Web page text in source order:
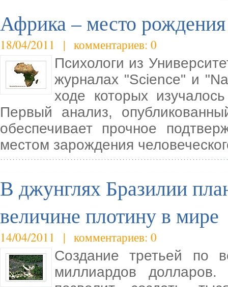
Африка – место рождения
18/04/2011 | комментариев: 0
Психологи из
журналах "Science" и
ходе которых
Первый анализ,
обеспечивает прочное
местом зарождения
В джунглях Бразилии
величине плотину в мире
14/04/2011 | комментариев: 0
Создание третьей по
миллиардов долларов.